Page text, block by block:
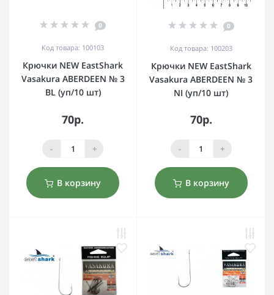
0
Код товара: 100103
Крючки NEW EastShark
Vasakura ABERDEEN № 3
BL (уп/10 шт)
70р.
- +
В корзину
0
Код товара: 100203
Крючки NEW EastShark
Vasakura ABERDEEN № 3
NI (уп/10 шт)
70р.
- +
В корзину